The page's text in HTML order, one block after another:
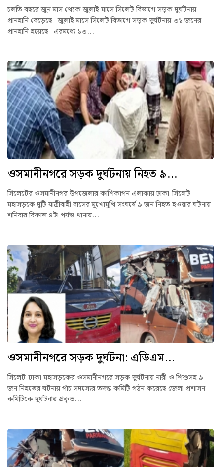
চলতি বছরে জুন মাস থেকে জুলাই মাসে সিলেট বিভাগে সড়ক দুর্ঘটনায়
প্রানহানি বেড়েছে। জুলাই মাসে সিলেট বিভাগে সড়ক দুর্ঘটনায় ৩১ জনের
প্রানহানি হয়েছে। এরমধ্যে ১৩...
ওসমানীনগরে সড়ক দুর্ঘটনায় নিহত ৯...
সিলেটের ওসমানীনগর উপজেলার কাশিকাপন এলাকায় ঢাকা-সিলেট
মহাসড়কে দুটি যাত্রীবাহী বাসের মুখোমুখি সংঘর্ষে ৯ জন নিহত হওয়ার ঘটনায়
শনিবার বিকাল ৪টা পর্যন্ত থানায়...
ওসমানীনগরে সড়ক দুর্ঘটনা: এডিএম...
সিলেট-ঢাকা মহাসড়কের ওসমানীনগরে সড়ক দুর্ঘটনায় নারী ও শিশুসহ ৯
জন নিহতের ঘটনায় পাঁচ সদস্যের তদন্ত কমিটি গঠন করেছে জেলা প্রশাসন।
কমিটিকে দুর্ঘটনার প্রকৃত...